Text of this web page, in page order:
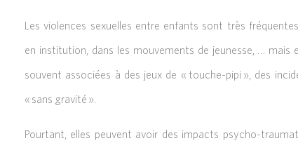
Les violences sexuelles entre enfants sont très
en institution, dans les mouvements de jeunesse, … mais
souvent associées à des jeux de « touche-pipi », des
« sans gravité ».
Pourtant, elles peuvent avoir des impacts psycho-